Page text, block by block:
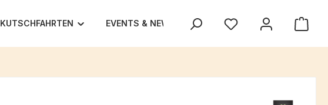
KUTSCHFAHRTEN EVENTS & NEWS UNSER TEAM TEXAS